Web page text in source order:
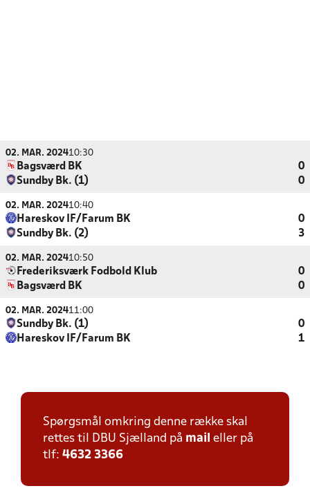
02. MAR. 202410:30
Bagsværd BK
0
Sundby Bk. (1)
0
02. MAR. 202410:40
Hareskov IF/Farum BK
0
Sundby Bk. (2)
3
02. MAR. 202410:50
Frederiksværk Fodbold Klub
0
Bagsværd BK
0
02. MAR. 202411:00
Sundby Bk. (1)
0
Hareskov IF/Farum BK
1
Spørgsmål omkring denne række skal
rettes til DBU Sjælland på mail eller på
tlf: 4632 3366